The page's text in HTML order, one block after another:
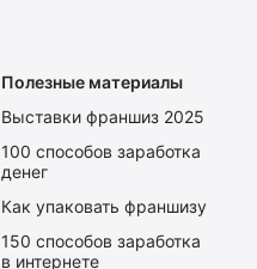
Полезные материалы
Выставки франшиз 2025
100 способов заработка
денег
Как упаковать франшизу
150 способов заработка
в интернете